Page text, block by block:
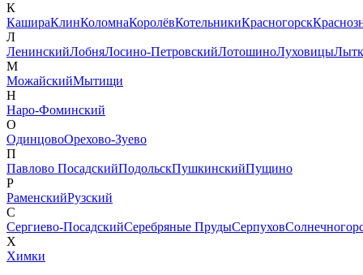
К
КашираКлинКоломнаКоролёвКотельникиКрасногорск
Л
ЛенинскийЛобняЛосино-ПетровскийЛотошиноЛуховицы
М
МожайскийМытищи
Н
Наро-Фоминский
О
ОдинцовоОрехово-Зуево
П
Павлово ПосадскийПодольскПушкинскийПущино
Р
РаменскийРузский
С
Сергиево-ПосадскийСеребряные ПрудыСерпухов
Х
Химки